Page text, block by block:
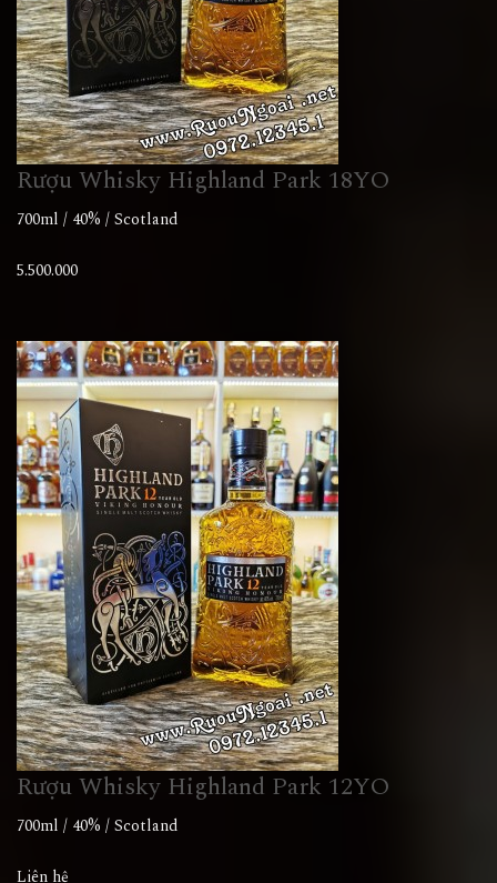
Rượu Whisky Highland Park 18YO
700ml / 40% / Scotland
5.500.000
Rượu Whisky Highland Park 12YO
700ml / 40% / Scotland
Liên hệ